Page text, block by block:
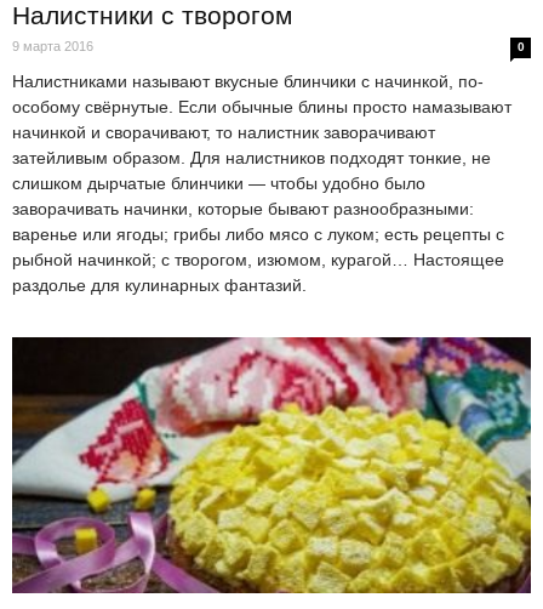
Налистники с творогом
9 марта 2016 0
Налистниками называют вкусные блинчики с начинкой, по-
особому свёрнутые. Если обычные блины просто намазывают
начинкой и сворачивают, то налистник заворачивают
затейливым образом. Для налистников подходят тонкие, не
слишком дырчатые блинчики — чтобы удобно было
заворачивать начинки, которые бывают разнообразными:
варенье или ягоды; грибы либо мясо с луком; есть рецепты с
рыбной начинкой; с творогом, изюмом, курагой… Настоящее
раздолье для кулинарных фантазий.